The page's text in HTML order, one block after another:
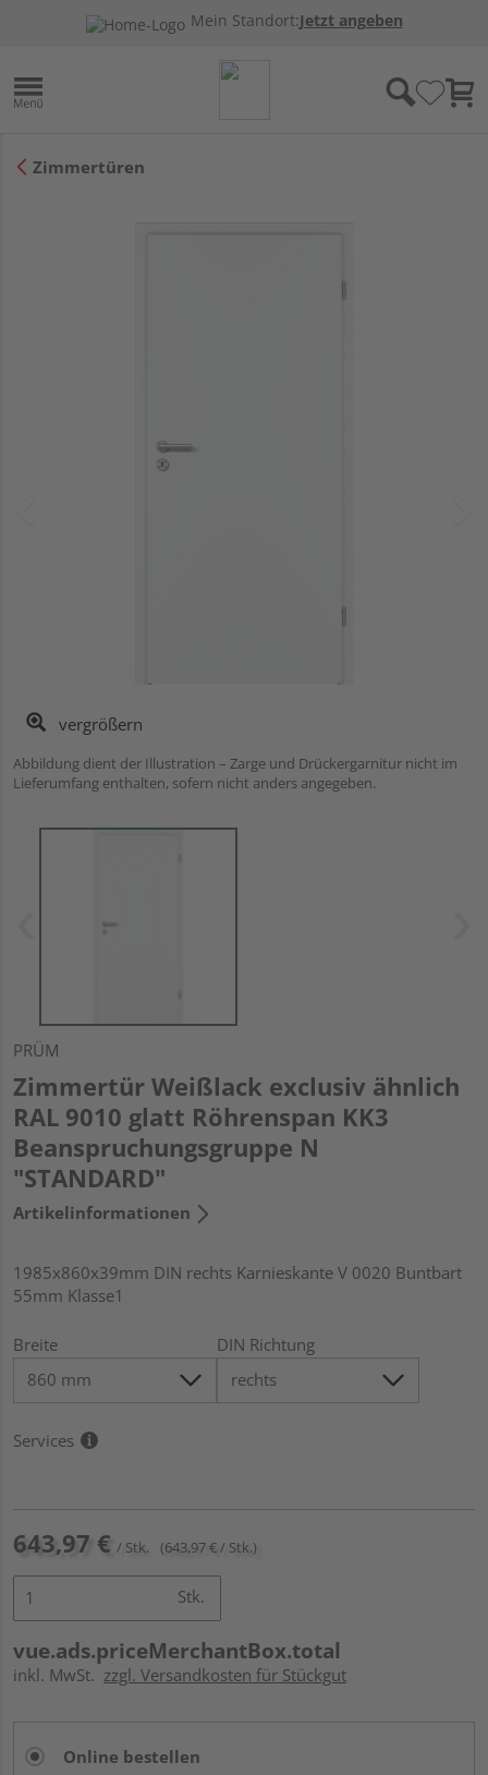
Mein Standort:Jetzt angeben
Zimmertüren
vergrößern
Abbildung dient der Illustration – Zarge und Drückergarnitur nicht im
Lieferumfang enthalten, sofern nicht anders angegeben.
PRÜM
Zimmertür Weißlack exclusiv ähnlich
RAL 9010 glatt Röhrenspan KK3
Beanspruchungsgruppe N
"STANDARD"
Artikelinformationen
1985x860x39mm DIN rechts Karnieskante V 0020 Buntbart
55mm Klasse1
Breite DIN Richtung
Services
643,97 € / Stk. (643,97 € / Stk.)
Stk.
vue.ads.priceMerchantBox.total
inkl. MwSt. zzgl. Versandkosten für Stückgut
Online bestellen